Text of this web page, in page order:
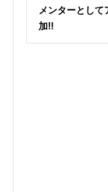
メンターとし
加!!